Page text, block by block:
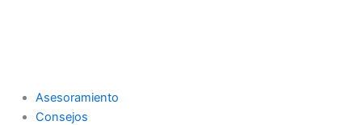
Asesoramiento
Consejos